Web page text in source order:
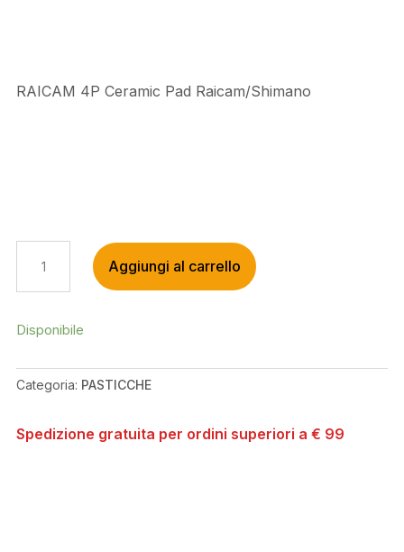
RAICAM 4P Ceramic Pad Raicam/Shimano
CERAMIC
RAICAM/SHIMANO
Aggiungi al carrello
Disponibile
Categoria: PASTICCHE
Spedizione gratuita per ordini superiori a € 99